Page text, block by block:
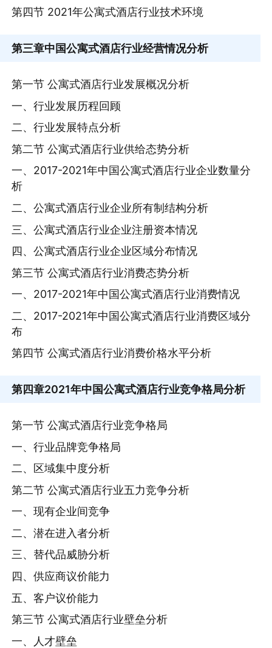
第四节 2021年公寓式酒店行业技术环境
第三章中国公寓式酒店行业经营情况分析
第一节 公寓式酒店行业发展概况分析
一、行业发展历程回顾
二、行业发展特点分析
第二节 公寓式酒店行业供给态势分析
一、2017-2021年中国公寓式酒店行业企业数量分
析
二、公寓式酒店行业企业所有制结构分析
三、公寓式酒店行业企业注册资本情况
四、公寓式酒店行业企业区域分布情况
第三节 公寓式酒店行业消费态势分析
一、2017-2021年中国公寓式酒店行业消费情况
二、2017-2021年中国公寓式酒店行业消费区域分
布
第四节 公寓式酒店行业消费价格水平分析
第四章2021年中国公寓式酒店行业竞争格局分析
第一节 公寓式酒店行业竞争格局
一、行业品牌竞争格局
二、区域集中度分析
第二节 公寓式酒店行业五力竞争分析
一、现有企业间竞争
二、潜在进入者分析
三、替代品威胁分析
四、供应商议价能力
五、客户议价能力
第三节 公寓式酒店行业壁垒分析
一、人才壁垒